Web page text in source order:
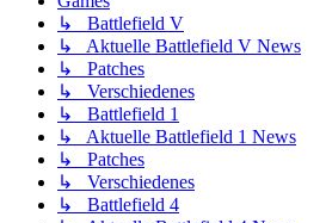
↳ Battlefield V
↳ Aktuelle Battlefield V News
↳ Patches
↳ Verschiedenes
↳ Battlefield 1
↳ Aktuelle Battlefield 1 News
↳ Patches
↳ Verschiedenes
↳ Battlefield 4